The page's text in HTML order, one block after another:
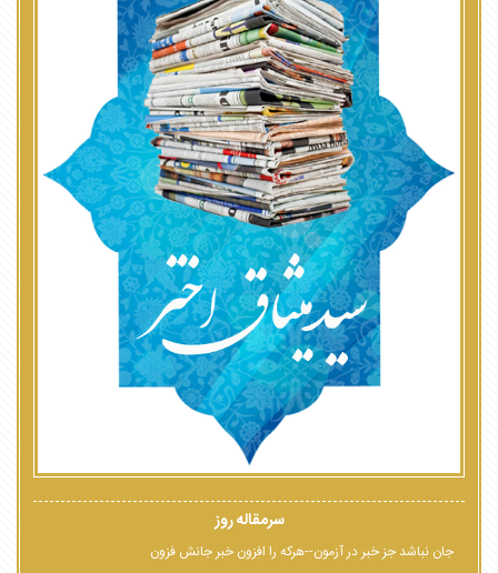
سرمقاله روز
جان نباشد جز خبر در آزمون--هرکه را افزون خبر جانش فزون